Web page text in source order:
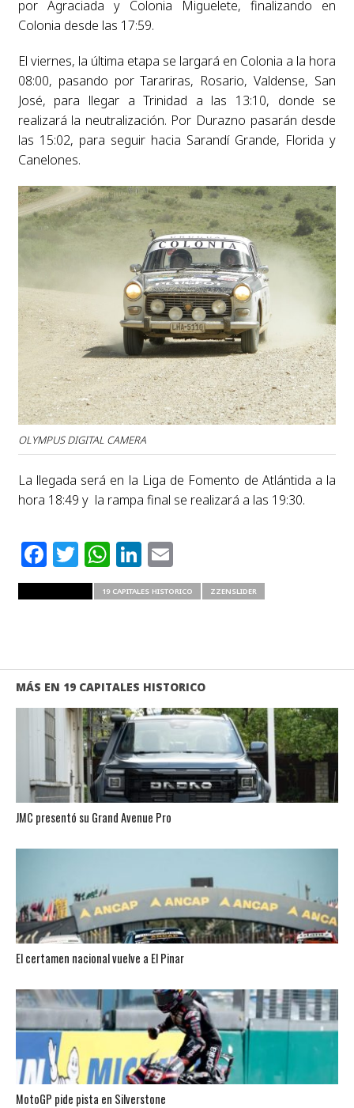
por Agraciada y Colonia Miguelete, finalizando en
Colonia desde las 17:59.
El viernes, la última etapa se largará en Colonia a la hora
08:00, pasando por Tarariras, Rosario, Valdense, San
José, para llegar a Trinidad a las 13:10, donde se
realizará la neutralización. Por Durazno pasarán desde
las 15:02, para seguir hacia Sarandí Grande, Florida y
Canelones.
OLYMPUS DIGITAL CAMERA
La llegada será en la Liga de Fomento de Atlántida a la
hora 18:49 y la rampa final se realizará a las 19:30.
Facebook
Twitter
WhatsApp
LinkedIn
Email
19 CAPITALES HISTORICO ZZENSLIDER
MÁS EN 19 CAPITALES HISTORICO
JMC presentó su Grand Avenue Pro
El certamen nacional vuelve a El Pinar
MotoGP pide pista en Silverstone